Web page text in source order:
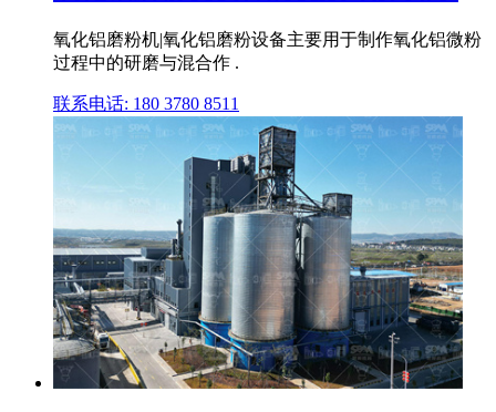
氧化铝磨粉机|氧化铝磨粉设备主要用于制作氧化铝微粉
过程中的研磨与混合作 .
联系电话: 180 3780 8511